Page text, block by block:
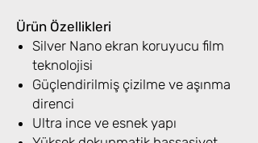
Ürün Özellikleri
Silver Nano ekran koruyucu film
teknolojisi
Güçlendirilmiş çizilme ve aşınma
direnci
Ultra ince ve esnek yapı